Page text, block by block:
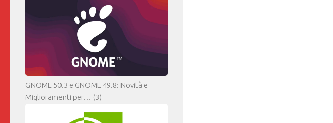
GNOME 50.3 e GNOME 49.8: Novità e
Miglioramenti per… (3)